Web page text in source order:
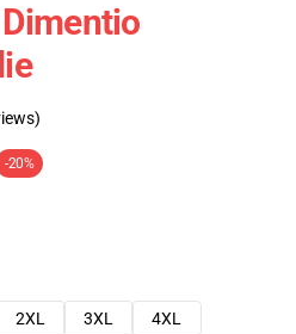
-20%
2XL 3XL
4XL